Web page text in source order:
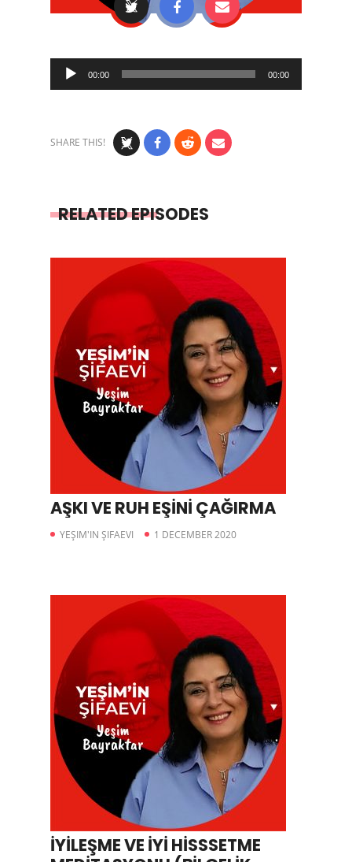
Audio
Player
00:00 00:00
SHARE THIS!
RELATED EPISODES
AŞKI VE RUH EŞİNİ ÇAĞIRMA
YEŞIM'IN ŞIFAEVI 1 DECEMBER 2020
İYİLEŞME VE İYİ HİSSSETME